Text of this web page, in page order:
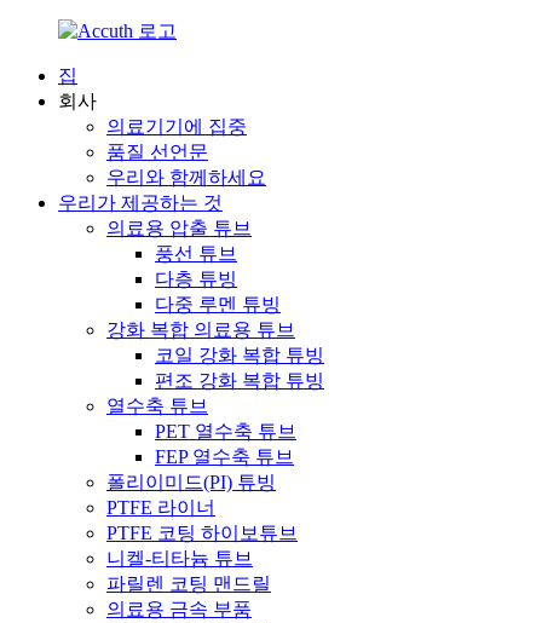
집
회사
의료기기에 집중
품질 선언문
우리와 함께하세요
우리가 제공하는 것
의료용 압출 튜브
풍선 튜브
다층 튜빙
다중 루멘 튜빙
강화 복합 의료용 튜브
코일 강화 복합 튜빙
편조 강화 복합 튜빙
열수축 튜브
PET 열수축 튜브
FEP 열수축 튜브
폴리이미드(PI) 튜빙
PTFE 라이너
PTFE 코팅 하이보튜브
니켈-티타늄 튜브
파릴렌 코팅 맨드릴
의료용 금속 부품